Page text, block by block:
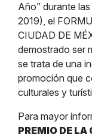
Año” durante
2019), el
CIUDAD DE
demostrado ser
se trata de una
promoción que
culturales y
Para mayor
PREMIO DE